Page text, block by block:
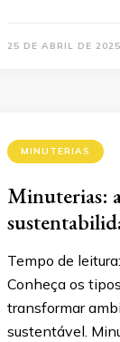
25 DE ABRIL DE 2025
MINUTERIAS
Minuterias:
Tempo de leitura:
Conheça os
transformar
sustentável.